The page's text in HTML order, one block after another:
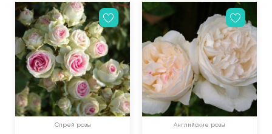
Спрей розы Английские розы